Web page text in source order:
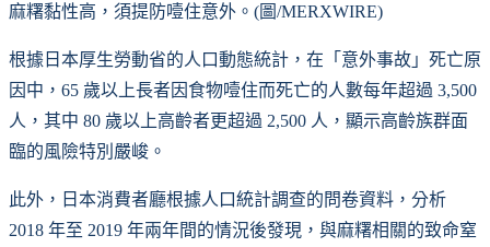
麻糬黏性高，須提防噎住意外。(圖/MERXWIRE)
根據日本厚生勞動省的人口動態統計，在「意外事故」死亡原
因中，65 歲以上長者因食物噎住而死亡的人數每年超過 3,500
人，其中 80 歲以上高齡者更超過 2,500 人，顯示高齡族群面
臨的風險特別嚴峻。
此外，日本消費者廳根據人口統計調查的問卷資料，分析
2018 年至 2019 年兩年間的情況後發現，與麻糬相關的致命窒